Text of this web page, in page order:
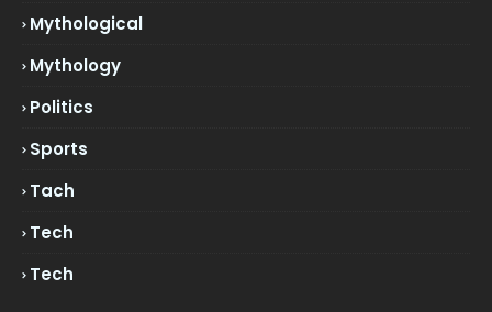
Mythological
Mythology
Politics
Sports
Tach
Tech
Tech